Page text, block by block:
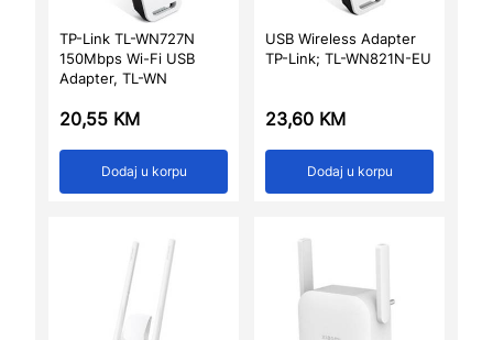
TP-Link TL-WN727N
150Mbps Wi-Fi USB
Adapter, TL-WN
20,55 KM
Dodaj u korpu
USB Wireless Adapter
TP-Link; TL-WN821N-EU
23,60 KM
Dodaj u korpu